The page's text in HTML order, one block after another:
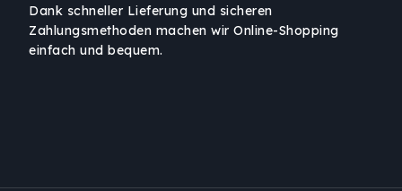
Dank schneller Lieferung und sicheren
Zahlungsmethoden machen wir Online-Shopping
einfach und bequem.